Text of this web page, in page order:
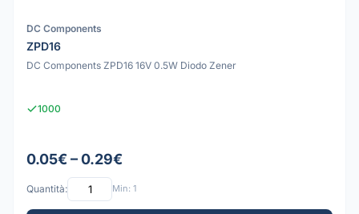
DC Components
ZPD16
DC Components ZPD16 16V 0.5W Diodo Zener
1000
0.05€ – 0.29€
Quantità: Min: 1